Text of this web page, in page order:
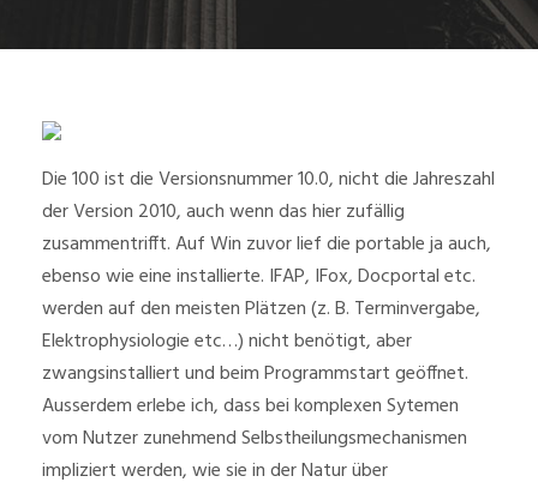
Die 100 ist die Versionsnummer 10.0, nicht die Jahreszahl
der Version 2010, auch wenn das hier zufällig
zusammentrifft. Auf Win zuvor lief die portable ja auch,
ebenso wie eine installierte. IFAP, IFox, Docportal etc.
werden auf den meisten Plätzen (z. B. Terminvergabe,
Elektrophysiologie etc…) nicht benötigt, aber
zwangsinstalliert und beim Programmstart geöffnet.
Ausserdem erlebe ich, dass bei komplexen Sytemen
vom Nutzer zunehmend Selbstheilungsmechanismen
impliziert werden, wie sie in der Natur über